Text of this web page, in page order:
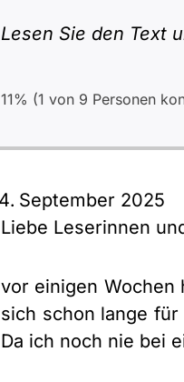
Lesen Sie den Text
11% (1 von 9 Personen
September 2025
Liebe Leserinnen
vor einigen Wochen
sich schon lange
Da ich noch nie bei